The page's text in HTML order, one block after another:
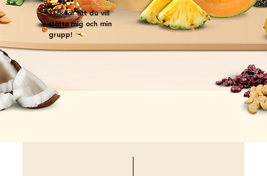
Tack för att du vill
stötta mig och min
grupp!